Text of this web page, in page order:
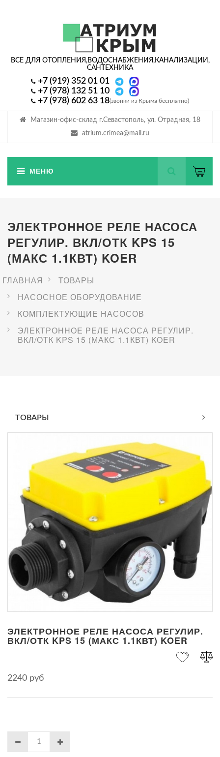
Магазин-офис-склад г.Севастополь, ул. Отрадная, 18
atrium.crimea@mail.ru
ВСЕ ДЛЯ ОТОПЛЕНИЯ,ВОДОСНАБЖЕНИЯ,КАНАЛИЗАЦИИ,
САНТЕХНИКА
+7 (919) 352 01 01
+7 (978) 132 51 10
+7 (978) 602 63 18(звонки из Крыма бесплатно)
ЭЛЕКТРОННОЕ РЕЛЕ НАСОСА
РЕГУЛИР. ВКЛ/ОТК KPS 15
(МАКС 1.1КВТ) KOER
ГЛАВНАЯ
ТОВАРЫ
НАСОСНОЕ ОБОРУДОВАНИЕ
КОМПЛЕКТУЮЩИЕ НАСОСОВ
ЭЛЕКТРОННОЕ РЕЛЕ НАСОСА РЕГУЛИР.
ВКЛ/ОТК KPS 15 (МАКС 1.1КВТ) KOER
ТОВАРЫ
ЭЛЕКТРОННОЕ РЕЛЕ НАСОСА РЕГУЛИР.
ВКЛ/ОТК KPS 15 (МАКС 1.1КВТ) KOER
2240 руб